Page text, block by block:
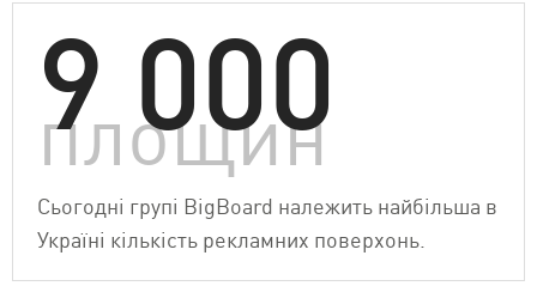
9 000
площин
Сьогодні групі BigBoard належить найбільша в
Україні кількість рекламних поверхонь.